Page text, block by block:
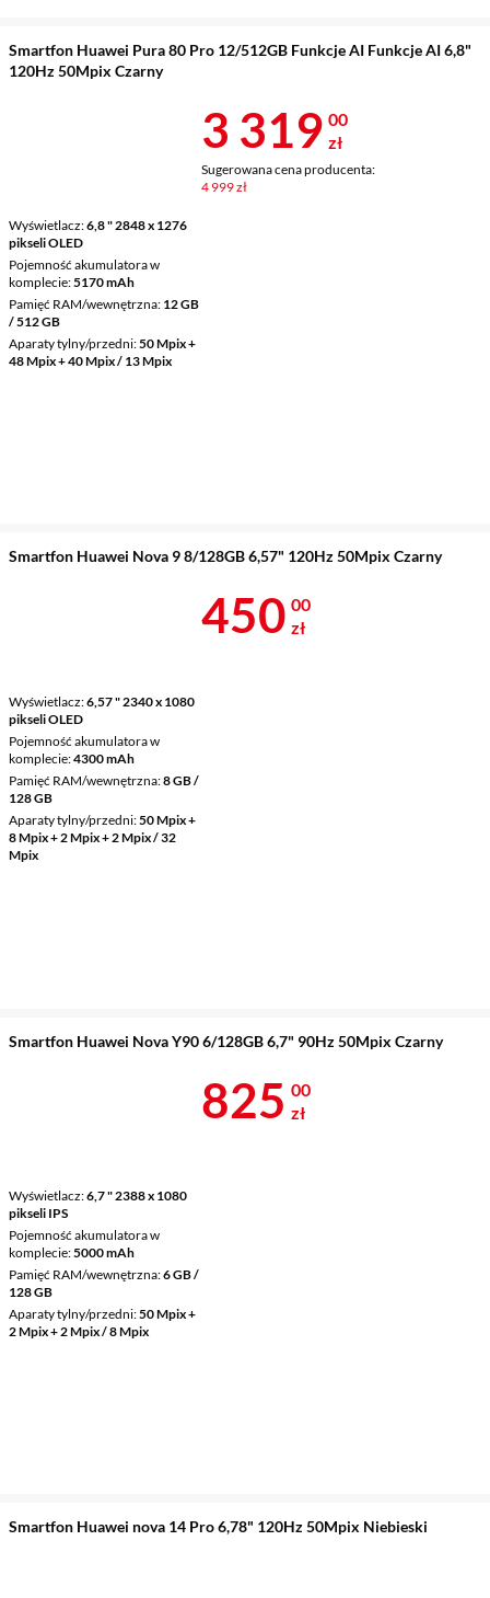
Smartfon Huawei Pura 80 Pro 12/512GB Funkcje AI Funkcje AI 6,8"
120Hz 50Mpix Czarny
Wyświetlacz 6,8 " 2848 x 1276
pikseli OLED
Pojemność akumulatora w
komplecie 5170 mAh
Pamięć RAM/wewnętrzna 12 GB
/ 512 GB
Aparaty tylny/przedni 50 Mpix +
48 Mpix + 40 Mpix / 13 Mpix
Cena 3 319 zł
3 319 00
zł
Sugerowana cena producenta:
4 999 zł
Smartfon Huawei Nova 9 8/128GB 6,57" 120Hz 50Mpix Czarny
Wyświetlacz 6,57 " 2340 x 1080
pikseli OLED
Pojemność akumulatora w
komplecie 4300 mAh
Pamięć RAM/wewnętrzna 8 GB /
128 GB
Aparaty tylny/przedni 50 Mpix +
8 Mpix + 2 Mpix + 2 Mpix / 32
Mpix
Cena 450 zł
450 00
zł
Smartfon Huawei Nova Y90 6/128GB 6,7" 90Hz 50Mpix Czarny
Wyświetlacz 6,7 " 2388 x 1080
pikseli IPS
Pojemność akumulatora w
komplecie 5000 mAh
Pamięć RAM/wewnętrzna 6 GB /
128 GB
Aparaty tylny/przedni 50 Mpix +
2 Mpix + 2 Mpix / 8 Mpix
Cena 825 zł
825 00
zł
Smartfon Huawei nova 14 Pro 6,78" 120Hz 50Mpix Niebieski